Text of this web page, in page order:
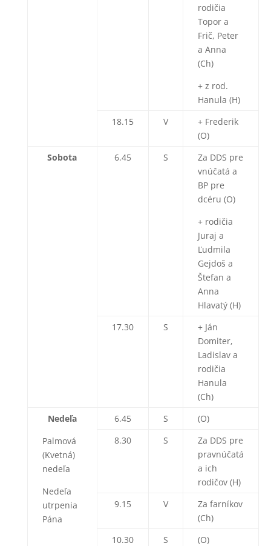
rodičia
Topor a
Frič, Peter
a Anna
(Ch)
+ z rod.
Hanula (H)
18.15
V
+ Frederik
(O)
Sobota
6.45 S
Za DDS pre
vnúčatá a
BP pre
dcéru (O)
+ rodičia
Juraj a
Ľudmila
Gejdoš a
Štefan a
Anna
Hlavatý (H)
17.30
S
+ Ján
Domiter,
Ladislav a
rodičia
Hanula
(Ch)
Nedeľa
Palmová
(Kvetná)
nedeľa
Nedeľa
utrpenia
Pána
6.45 S
(O)
8.30
S
Za DDS pre
pravnúčatá
a ich
rodičov (H)
9.15
V
Za farníkov
(Ch)
10.30
S (O)